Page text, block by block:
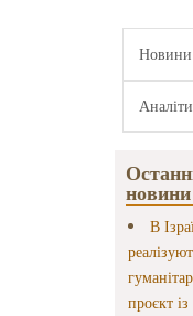
Новини
новини
В
проєкт